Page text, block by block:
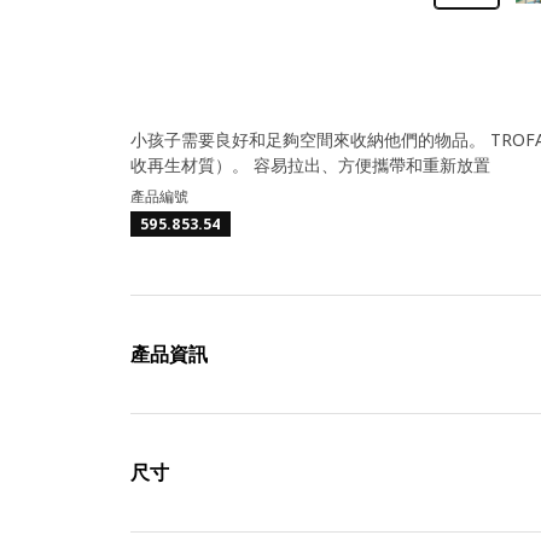
小孩子需要良好和足夠空間來收納他們的物品。
收再生材質）。 容易拉出、方便攜帶和重新放置
產品編號
595.853.54
產品資訊
尺寸